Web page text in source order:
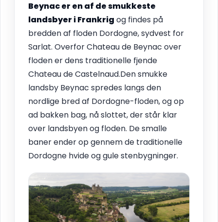
Beynac er en af de smukkeste
landsbyer i Frankrig og findes på
bredden af floden Dordogne, sydvest for
Sarlat. Overfor Chateau de Beynac over
floden er dens traditionelle fjende
Chateau de Castelnaud.Den smukke
landsby Beynac spredes langs den
nordlige bred af Dordogne-floden, og op
ad bakken bag, nå slottet, der står klar
over landsbyen og floden. De smalle
baner ender op gennem de traditionelle
Dordogne hvide og gule stenbygninger.